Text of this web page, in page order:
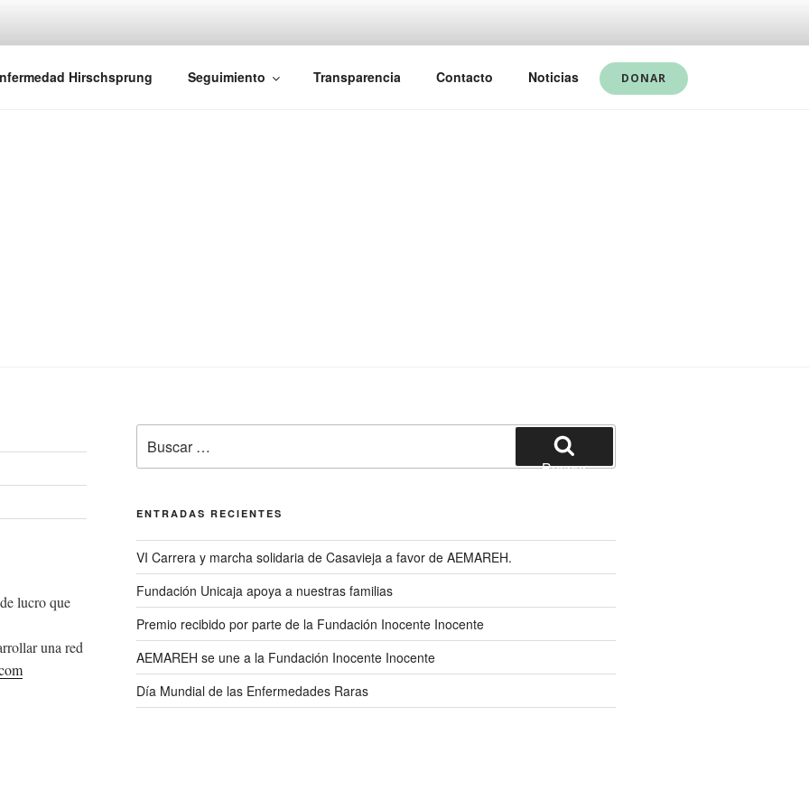
Ano-Rectales
Hirschsprung Seguimiento Transparencia Contacto Noticias DONAR
lucro que
una red
por:
Buscar
ENTRADAS RECIENTES
VI Carrera y marcha solidaria de Casavieja a favor de AEMAREH.
Fundación Unicaja apoya a nuestras familias
Premio recibido por parte de la Fundación Inocente Inocente
AEMAREH se une a la Fundación Inocente Inocente
Día Mundial de las Enfermedades Raras